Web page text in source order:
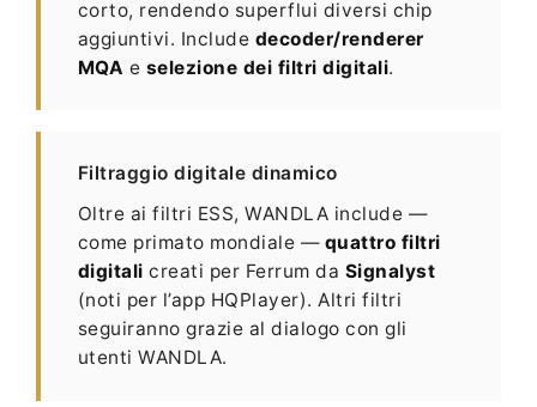
corto, rendendo superflui diversi chip
aggiuntivi. Include decoder/renderer
MQA e selezione dei filtri digitali.
Filtraggio digitale dinamico
Oltre ai filtri ESS, WANDLA include —
come primato mondiale — quattro filtri
digitali creati per Ferrum da Signalyst
(noti per l’app HQPlayer). Altri filtri
seguiranno grazie al dialogo con gli
utenti WANDLA.